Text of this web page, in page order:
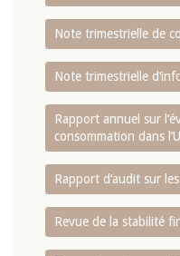
Note trimestrielle de
Note trimestrielle
Rapport annuel sur
consommation dans
Rapport d‘audit sur
Revue de la stabilité